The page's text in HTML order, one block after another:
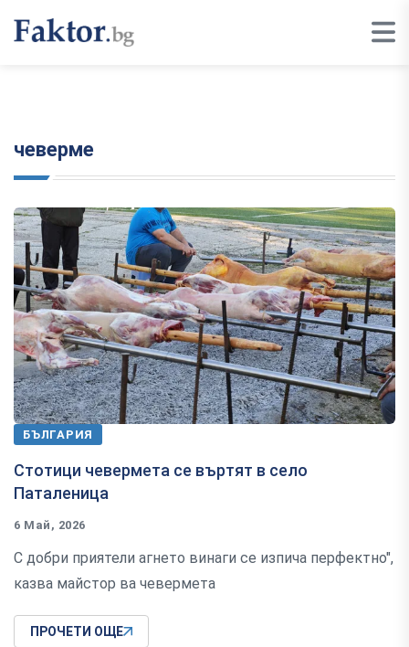
чеверме
БЪЛГАРИЯ
Стотици чевермета се въртят в село
Паталеница
6 Май, 2026
С добри приятели агнето винаги се изпича перфектно",
казва майстор ва чевермета
ПРОЧЕТИ ОЩЕ